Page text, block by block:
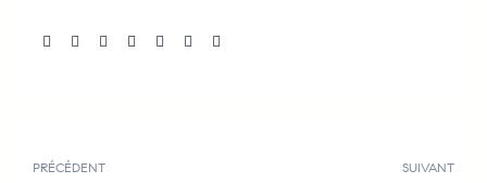
PRÉCÉDENT SUIVANT